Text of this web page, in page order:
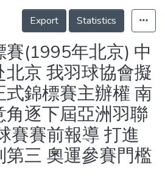
Details
Export
Statistics
(1995年北京) 中
京 我羽球協會擬
錦標賽主辦權 南
逐下屆亞洲羽聯
賽賽前報導 打進
三 奧運參賽門檻